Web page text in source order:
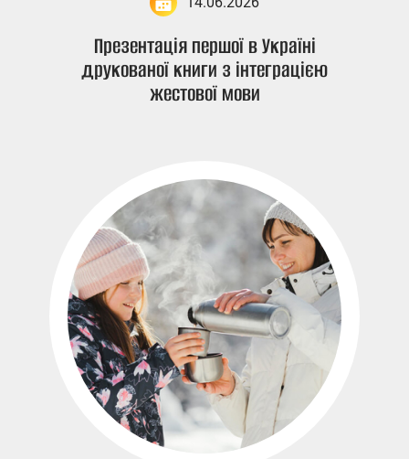
Презентація першої в Україні
друкованої книги з інтеграцією
жестової мови